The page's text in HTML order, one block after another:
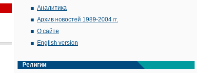
Аналитика
Архив новостей 1989-2004 гг.
О сайте
English version
Религии